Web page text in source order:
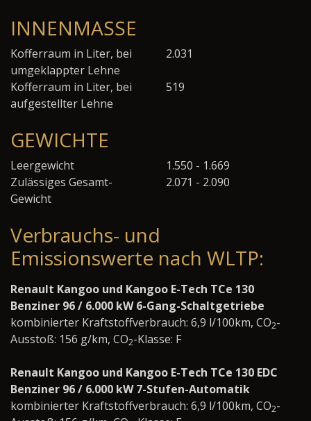
INNENMASSE
Kofferraum in Liter, bei
umgeklappter Lehne
2.031
Kofferraum in Liter, bei
aufgestellter Lehne
519
GEWICHTE
Leergewicht
1.550 - 1.669
Zulässiges Gesamt-
Gewicht
2.071 - 2.090
Verbrauchs- und
Emissionswerte nach WLTP:
Renault Kangoo und Kangoo E-Tech TCe 130
Benziner 96 / 6.000 kW 6-Gang-Schaltgetriebe
kombinierter Kraftstoffverbrauch: 6,9 l/100km, CO2-
Ausstoß: 156 g/km, CO2-Klasse: F
Renault Kangoo und Kangoo E-Tech TCe 130 EDC
Benziner 96 / 6.000 kW 7-Stufen-Automatik
kombinierter Kraftstoffverbrauch: 6,9 l/100km, CO2-